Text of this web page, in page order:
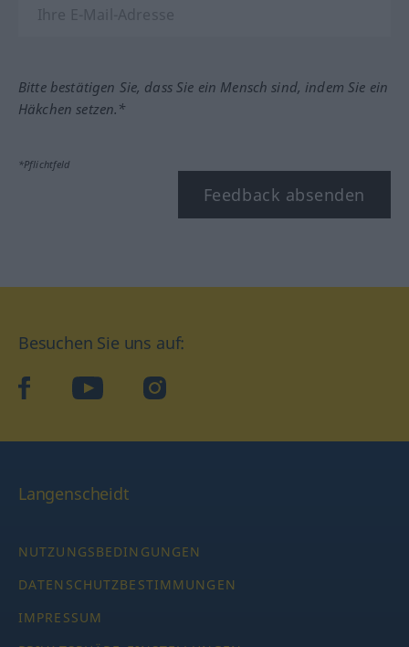
Bitte bestätigen Sie, dass Sie ein Mensch sind, indem Sie ein
Häkchen setzen.*
*Pflichtfeld
Feedback absenden
Besuchen Sie uns auf:
facebookYouTube Instagram
Langenscheidt
NUTZUNGSBEDINGUNGEN
DATENSCHUTZBESTIMMUNGEN
IMPRESSUM